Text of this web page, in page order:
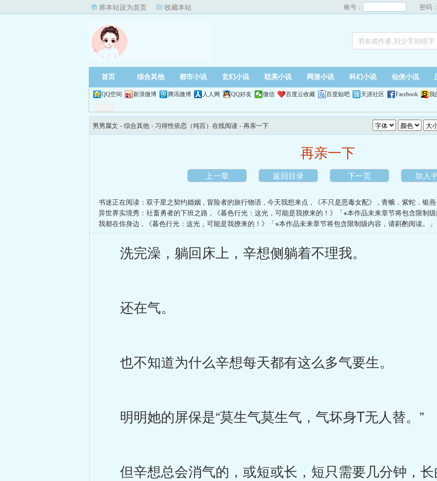
将本站设为首页 收藏本站 账号： 密码：
首页 综合其他 都市小说 玄幻小说 耽美小说 网游小说 科幻小说 仙侠小说
QQ空间 新浪微博 腾讯微博 人人网 QQ好友 微信 百度云收藏 百度贴吧 天涯社区 Facebook 我
男男腐文 - 综合其他 - 习得性依恋（纯百）在线阅读 - 再亲一下
再亲一下
上一章 返回目录 下一页 加入
书迷正在阅读： 双子星之契约婚姻 , 冒险者的旅行物语 , 今天我想来点 , 《不只是恶毒女配》 , 青蛾．紫蛇．银
异世界实境秀：社畜勇者的下班之路 , 《暮色行光：这光，可能是我撩来的！》「※本作品未来章节将包含限制
我都在你身边 , 《暮色行光：这光，可能是我撩来的！》「※本作品未来章节将包含限制级内容，请斟酌阅读。
洗完澡，躺回床上，辛想侧躺着不理我。
还在气。
也不知道为什么辛想每天都有这么多气要生。
明明她的屏保是“莫生气莫生气，气坏身T无人替。”
但辛想总会消气的，或短或长，短只需要几分钟，